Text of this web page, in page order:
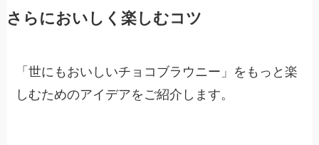
さらにおいしく楽しむコツ
「世にもおいしいチョコブラウニー」をもっと楽
しむためのアイデアをご紹介します。